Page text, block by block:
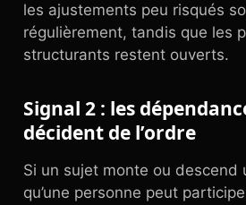
les ajustements peu risqués
régulièrement, tandis que les
structurants restent ouverts.
Signal 2 : les
décident de l’ordre
Si un sujet monte ou descend
qu’une personne peut